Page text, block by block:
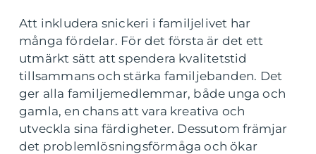
Att inkludera snickeri i familjelivet har
många fördelar. För det första är det ett
utmärkt sätt att spendera kvalitetstid
tillsammans och stärka familjebanden. Det
ger alla familjemedlemmar, både unga och
gamla, en chans att vara kreativa och
utveckla sina färdigheter. Dessutom främjar
det problemlösningsförmåga och ökar